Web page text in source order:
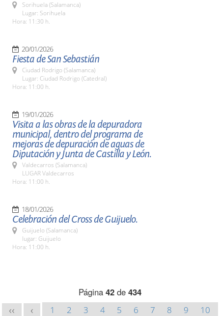
Sorihuela (Salamanca)
Lugar: Sorihuela
Hora: 11:30 h.
20/01/2026
Fiesta de San Sebastián
Ciudad Rodrigo (Salamanca)
Lugar: Ciudad Rodrigo (Catedral)
Hora: 11:00 h.
19/01/2026
Visita a las obras de la depuradora
municipal, dentro del programa de
mejoras de depuración de aguas de
Diputación y Junta de Castilla y León.
Valdecarros (Salamanca)
LUGAR Valdecarros
Hora: 11:00 h.
18/01/2026
Celebración del Cross de Guijuelo.
Guijuelo (Salamanca)
lugar: Guijuelo
Hora: 11:00 h.
Página 42 de 434
<< < 1 2 3 4 5 6 7 8 9
10